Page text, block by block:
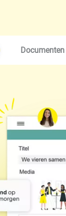
Documenten